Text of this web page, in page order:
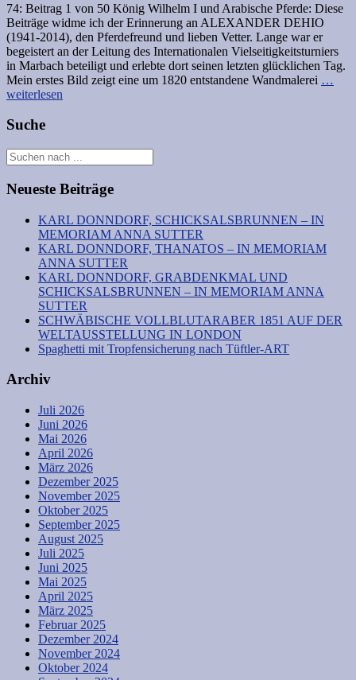
74: Beitrag 1 von 50 König Wilhelm I und Arabische Pferde: Diese
Beiträge widme ich der Erinnerung an ALEXANDER DEHIO
(1941-2014), den Pferdefreund und lieben Vetter. Lange war er
begeistert an der Leitung des Internationalen Vielseitigkeitsturniers
in Marbach beteiligt und erlebte dort seinen letzten glücklichen Tag.
Mein erstes Bild zeigt eine um 1820 entstandene Wandmalerei …
weiterlesen
Suche
Neueste Beiträge
KARL DONNDORF, SCHICKSALSBRUNNEN – IN
MEMORIAM ANNA SUTTER
KARL DONNDORF, THANATOS – IN MEMORIAM
ANNA SUTTER
KARL DONNDORF, GRABDENKMAL UND
SCHICKSALSBRUNNEN – IN MEMORIAM ANNA
SUTTER
SCHWÄBISCHE VOLLBLUTARABER 1851 AUF DER
WELTAUSSTELLUNG IN LONDON
Spaghetti mit Tropfensicherung nach Tüftler-ART
Archiv
Juli 2026
Juni 2026
Mai 2026
April 2026
März 2026
Dezember 2025
November 2025
Oktober 2025
September 2025
August 2025
Juli 2025
Juni 2025
Mai 2025
April 2025
März 2025
Februar 2025
Dezember 2024
November 2024
Oktober 2024